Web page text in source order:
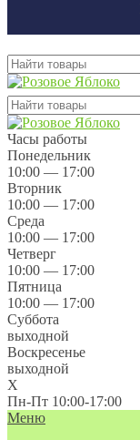
Часы работы
Понедельник
10:00 — 17:00
Вторник
10:00 — 17:00
Среда
10:00 — 17:00
Четверг
10:00 — 17:00
Пятница
10:00 — 17:00
Суббота
выходной
Воскресенье
выходной
X
Пн-Пт 10:00-17:00
Меню